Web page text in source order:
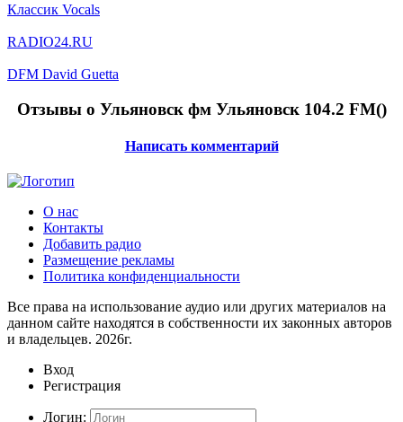
Классик Vocals
RADIO24.RU
DFM David Guetta
Отзывы о Ульяновск фм Ульяновск 104.2 FM()
Написать комментарий
О нас
Контакты
Добавить радио
Размещение рекламы
Политика конфиденциальности
Все права на использование аудио или других материалов на
данном сайте находятся в собственности их законных авторов
и владельцев. 2026г.
Вход
Регистрация
Логин: